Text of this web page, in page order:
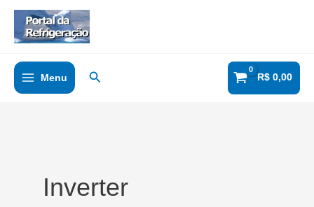
Menu Pesquisar R$0,00
Inverter